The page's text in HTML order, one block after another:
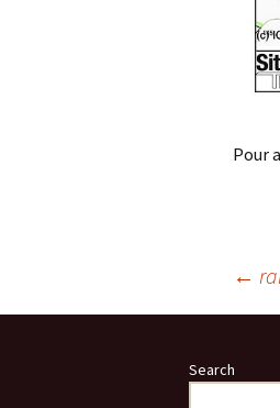
Pour
navigation
←
Search